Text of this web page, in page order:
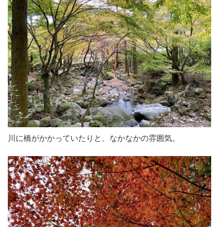
川に橋がかかっていたりと、なかなかの雰囲気。